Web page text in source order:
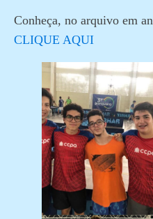
Conheça, no arquivo em
CLIQUE AQUI